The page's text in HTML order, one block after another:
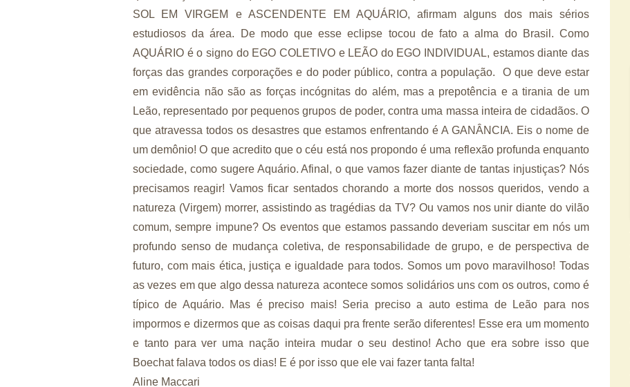
SOL EM VIRGEM e ASCENDENTE EM AQUÁRIO, afirmam alguns dos mais sérios
estudiosos da área. De modo que esse eclipse tocou de fato a alma do Brasil. Como
AQUÁRIO é o signo do EGO COLETIVO e LEÃO do EGO INDIVIDUAL, estamos diante das
forças das grandes corporações e do poder público, contra a população. O que deve estar
em evidência não são as forças incógnitas do além, mas a prepotência e a tirania de um
Leão, representado por pequenos grupos de poder, contra uma massa inteira de cidadãos. O
que atravessa todos os desastres que estamos enfrentando é A GANÂNCIA. Eis o nome de
um demônio! O que acredito que o céu está nos propondo é uma reflexão profunda enquanto
sociedade, como sugere Aquário. Afinal, o que vamos fazer diante de tantas injustiças? Nós
precisamos reagir! Vamos ficar sentados chorando a morte dos nossos queridos, vendo a
natureza (Virgem) morrer, assistindo as tragédias da TV? Ou vamos nos unir diante do vilão
comum, sempre impune? Os eventos que estamos passando deveriam suscitar em nós um
profundo senso de mudança coletiva, de responsabilidade de grupo, e de perspectiva de
futuro, com mais ética, justiça e igualdade para todos. Somos um povo maravilhoso! Todas
as vezes em que algo dessa natureza acontece somos solidários uns com os outros, como é
típico de Aquário. Mas é preciso mais! Seria preciso a auto estima de Leão para nos
impormos e dizermos que as coisas daqui pra frente serão diferentes! Esse era um momento
e tanto para ver uma nação inteira mudar o seu destino! Acho que era sobre isso que
Boechat falava todos os dias! E é por isso que ele vai fazer tanta falta!
Aline Maccari